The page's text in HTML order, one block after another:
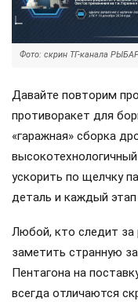
Фото: скрин ТГ-канала
Давайте повторим
противоракет для
«гаражная» сборка
ускорить по щелчку
деталь и каждый этап
Любой, кто следит за
заметить странную
Пентагона на
всегда отличаются